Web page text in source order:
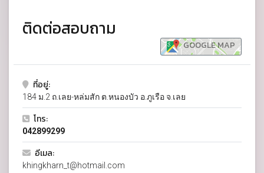
ติดต่อสอบถาม
GOOGLE MAP
ที่อยู่:
184 ม.2 ถ.เลย-หล่มสัก ต.หนองบัว อ.ภูเรือ จ.เลย
โทร:
042899299
อีเมล:
khingkharn_t@hotmail.com